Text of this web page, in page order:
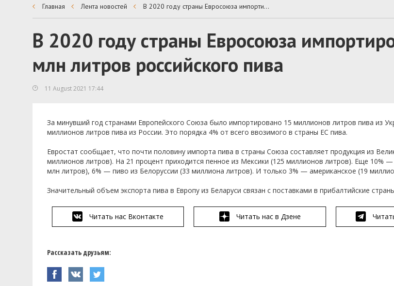
Главная Лента новостей В 2020 году страны Евросоюза импортировали 9 млн литров российского пива
В 2020 году страны Евросоюза
млн литров российского пива
11 August 2021 17:44
За минувший год странами Европейского Союза было импортировано 15 миллионов литров пива из
миллионов литров пива из России. Это порядка 4% от всего ввозимого в страны ЕС пива.
Евростат сообщает, что почти половину импорта пива в страны Союза составляет продукция из
миллионов литров). На 21 процент приходится пенное из Мексики (125 миллионов литров). Еще 10% —
млн литров), 6% — пиво из Белоруссии (33 миллиона литров). И только 3% — американское (19
Значительный объем экспорта пива в Европу из Беларуси связан с поставками в прибалтийские
Читать нас Вконтакте Читать нас в Дзене
Рассказать друзьям: